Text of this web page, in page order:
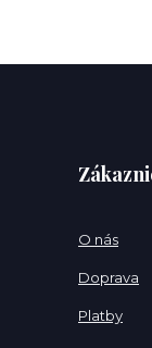
O nás
Doprava
Platby